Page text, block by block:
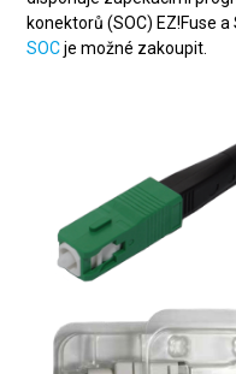
konektorů (SOC) EZ!Fuse
SOCje možné zakoupit.